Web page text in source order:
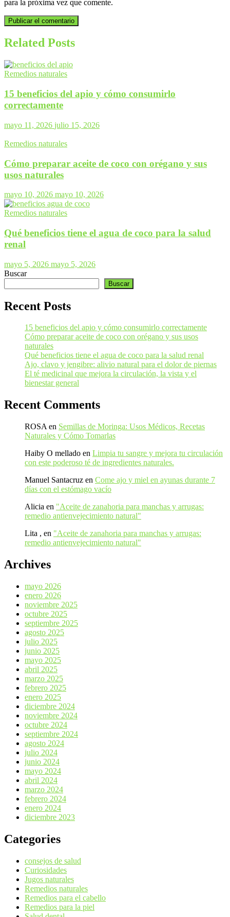
para la próxima vez que comente.
Related Posts
Remedios naturales
15 beneficios del apio y cómo consumirlo
correctamente
mayo 11, 2026 julio 15, 2026
Remedios naturales
Cómo preparar aceite de coco con orégano y sus
usos naturales
mayo 10, 2026 mayo 10, 2026
Remedios naturales
Qué beneficios tiene el agua de coco para la salud
renal
mayo 5, 2026 mayo 5, 2026
Buscar
Buscar
Recent Posts
15 beneficios del apio y cómo consumirlo correctamente
Cómo preparar aceite de coco con orégano y sus usos
naturales
Qué beneficios tiene el agua de coco para la salud renal
Ajo, clavo y jengibre: alivio natural para el dolor de piernas
El té medicinal que mejora la circulación, la vista y el
bienestar general
Recent Comments
ROSA en Semillas de Moringa: Usos Médicos, Recetas
Naturales y Cómo Tomarlas
Haiby O mellado en Limpia tu sangre y mejora tu circulación
con este poderoso té de ingredientes naturales.
Manuel Santacruz en Come ajo y miel en ayunas durante 7
días con el estómago vacío
Alicia en "Aceite de zanahoria para manchas y arrugas:
remedio antienvejecimiento natural"
Lita , en "Aceite de zanahoria para manchas y arrugas:
remedio antienvejecimiento natural"
Archives
mayo 2026
enero 2026
noviembre 2025
octubre 2025
septiembre 2025
agosto 2025
julio 2025
junio 2025
mayo 2025
abril 2025
marzo 2025
febrero 2025
enero 2025
diciembre 2024
noviembre 2024
octubre 2024
septiembre 2024
agosto 2024
julio 2024
junio 2024
mayo 2024
abril 2024
marzo 2024
febrero 2024
enero 2024
diciembre 2023
Categories
consejos de salud
Curiosidades
Jugos naturales
Remedios naturales
Remedios para el cabello
Remedios para la piel